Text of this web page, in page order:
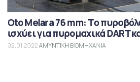
Oto Melara 76 mm: Το
ισχύει για πυρομαχικά DART
02.01.2022ΑΜΥΝΤΙΚΗ ΒΙΟΜΗΧΑΝΙΑ